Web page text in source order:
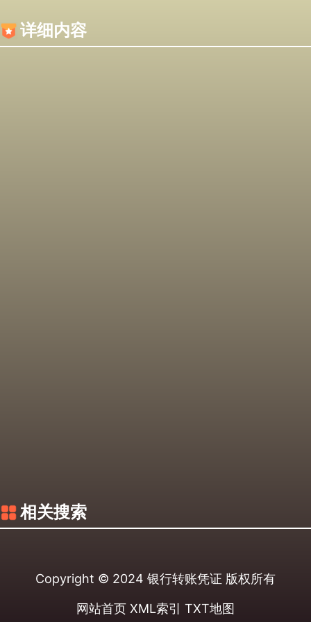
详细内容
相关搜索
Copyright © 2024 银行转账凭证 版权所有
网站首页 XML索引 TXT地图